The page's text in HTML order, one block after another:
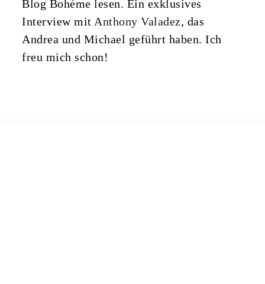
Blog Bohème lesen. Ein exklusives
Interview mitAnthony Valadez, das
Andrea und Michael geführt haben. Ich
freu mich schon!